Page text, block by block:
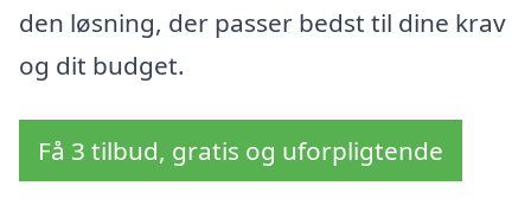
den løsning, der passer bedst til dine krav
og dit budget.
Få 3 tilbud, gratis og uforpligtende